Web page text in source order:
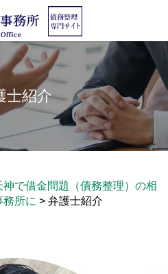
士紹介
神で借金問題（債務整理）の相
所に > 弁護士紹介